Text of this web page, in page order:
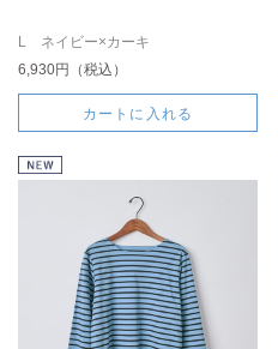
L ネイビー×カーキ
6,930円（税込）
カートに入れる